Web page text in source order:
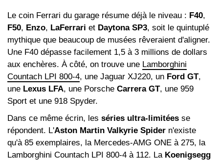
Le coin Ferrari du garage résume déjà le niveau : F40,
F50, Enzo, LaFerrari et Daytona SP3, soit le quintuplé
mythique que beaucoup de musées rêveraient d'aligner.
Une F40 dépasse facilement 1,5 à 3 millions de dollars
aux enchères. À côté, on trouve une Lamborghini
Countach LPI 800-4, une Jaguar XJ220, un Ford GT,
une Lexus LFA, une Porsche Carrera GT, une 959
Sport et une 918 Spyder.
Dans ce même écrin, les séries ultra-limitées se
répondent. L'Aston Martin Valkyrie Spider n'existe
qu'à 85 exemplaires, la Mercedes-AMG ONE à 275, la
Lamborghini Countach LPI 800-4 à 112. La Koenigsegg